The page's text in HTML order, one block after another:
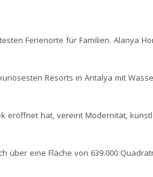
Ferienorte für Familien. Alanya
Resorts in Antalya mit
eröffnet hat, vereint Modernität,
über eine Fläche von 639.000